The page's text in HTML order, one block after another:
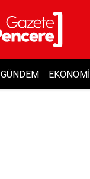
GÜNDEM EKONOMI